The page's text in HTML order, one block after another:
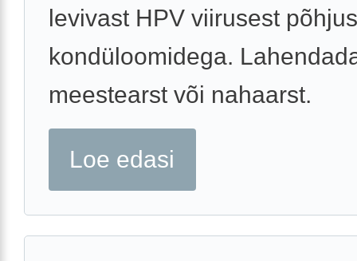
levivast HPV viirusest
kondüloomidega.
meestearst või nahaarst.
Loe edasi